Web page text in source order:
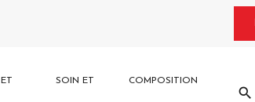
SOIN ET COMPOSITION
search